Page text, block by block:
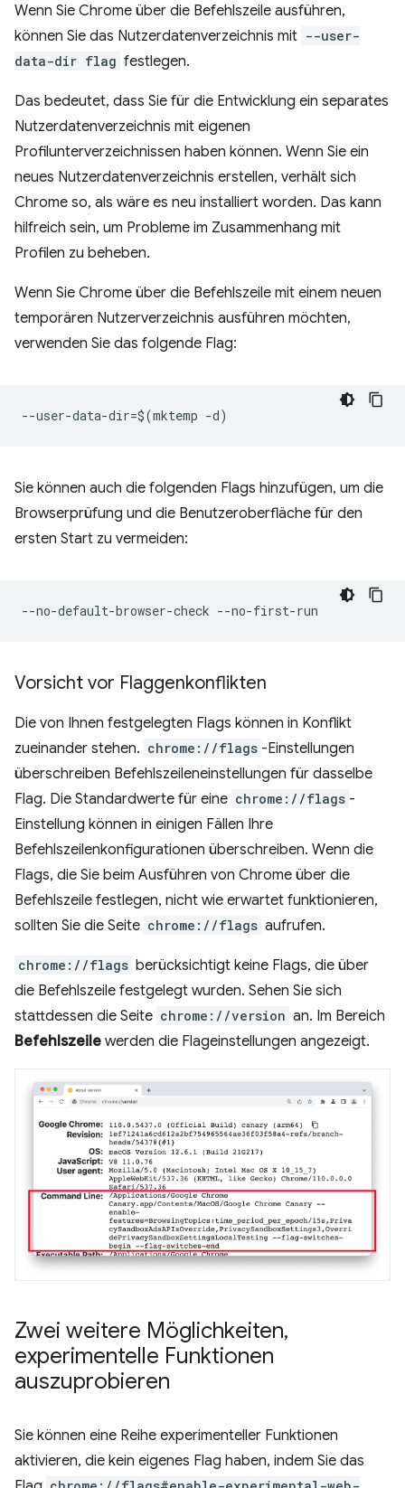
Wenn Sie Chrome über die Befehlszeile ausführen,
können Sie das Nutzerdatenverzeichnis mit --user-
data-dir flag festlegen.
Das bedeutet, dass Sie für die Entwicklung ein separates
Nutzerdatenverzeichnis mit eigenen
Profilunterverzeichnissen haben können. Wenn Sie ein
neues Nutzerdatenverzeichnis erstellen, verhält sich
Chrome so, als wäre es neu installiert worden. Das kann
hilfreich sein, um Probleme im Zusammenhang mit
Profilen zu beheben.
Wenn Sie Chrome über die Befehlszeile mit einem neuen
temporären Nutzerverzeichnis ausführen möchten,
verwenden Sie das folgende Flag:
Sie können auch die folgenden Flags hinzufügen, um die
Browserprüfung und die Benutzeroberfläche für den
ersten Start zu vermeiden:
Vorsicht vor Flaggenkonflikten
Die von Ihnen festgelegten Flags können in Konflikt
zueinander stehen. chrome://flags -Einstellungen
überschreiben Befehlszeileneinstellungen für dasselbe
Flag. Die Standardwerte für eine chrome://flags -
Einstellung können in einigen Fällen Ihre
Befehlszeilenkonfigurationen überschreiben. Wenn die
Flags, die Sie beim Ausführen von Chrome über die
Befehlszeile festlegen, nicht wie erwartet funktionieren,
sollten Sie die Seite chrome://flags aufrufen.
chrome://flags berücksichtigt keine Flags, die über
die Befehlszeile festgelegt wurden. Sehen Sie sich
stattdessen die Seite chrome://version an. Im Bereich
Befehlszeile werden die Flageinstellungen angezeigt.
Zwei weitere Möglichkeiten,
experimentelle Funktionen
auszuprobieren
Sie können eine Reihe experimenteller Funktionen
aktivieren, die kein eigenes Flag haben, indem Sie das